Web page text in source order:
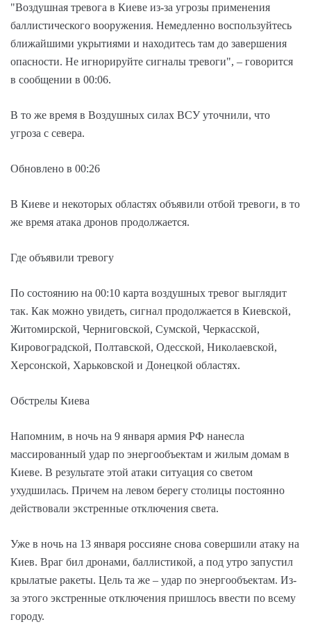
"Воздушная тревога в Киеве из-за угрозы применения
баллистического вооружения. Немедленно воспользуйтесь
ближайшими укрытиями и находитесь там до завершения
опасности. Не игнорируйте сигналы тревоги", – говорится
в сообщении в 00:06.
В то же время в Воздушных силах ВСУ уточнили, что
угроза с севера.
Обновлено в 00:26
В Киеве и некоторых областях объявили отбой тревоги, в то
же время атака дронов продолжается.
Где объявили тревогу
По состоянию на 00:10 карта воздушных тревог выглядит
так. Как можно увидеть, сигнал продолжается в Киевской,
Житомирской, Черниговской, Сумской, Черкасской,
Кировоградской, Полтавской, Одесской, Николаевской,
Херсонской, Харьковской и Донецкой областях.
Обстрелы Киева
Напомним, в ночь на 9 января армия РФ нанесла
массированный удар по энергообъектам и жилым домам в
Киеве. В результате этой атаки ситуация со светом
ухудшилась. Причем на левом берегу столицы постоянно
действовали экстренные отключения света.
Уже в ночь на 13 января россияне снова совершили атаку на
Киев. Враг бил дронами, баллистикой, а под утро запустил
крылатые ракеты. Цель та же – удар по энергообъектам. Из-
за этого экстренные отключения пришлось ввести по всему
городу.